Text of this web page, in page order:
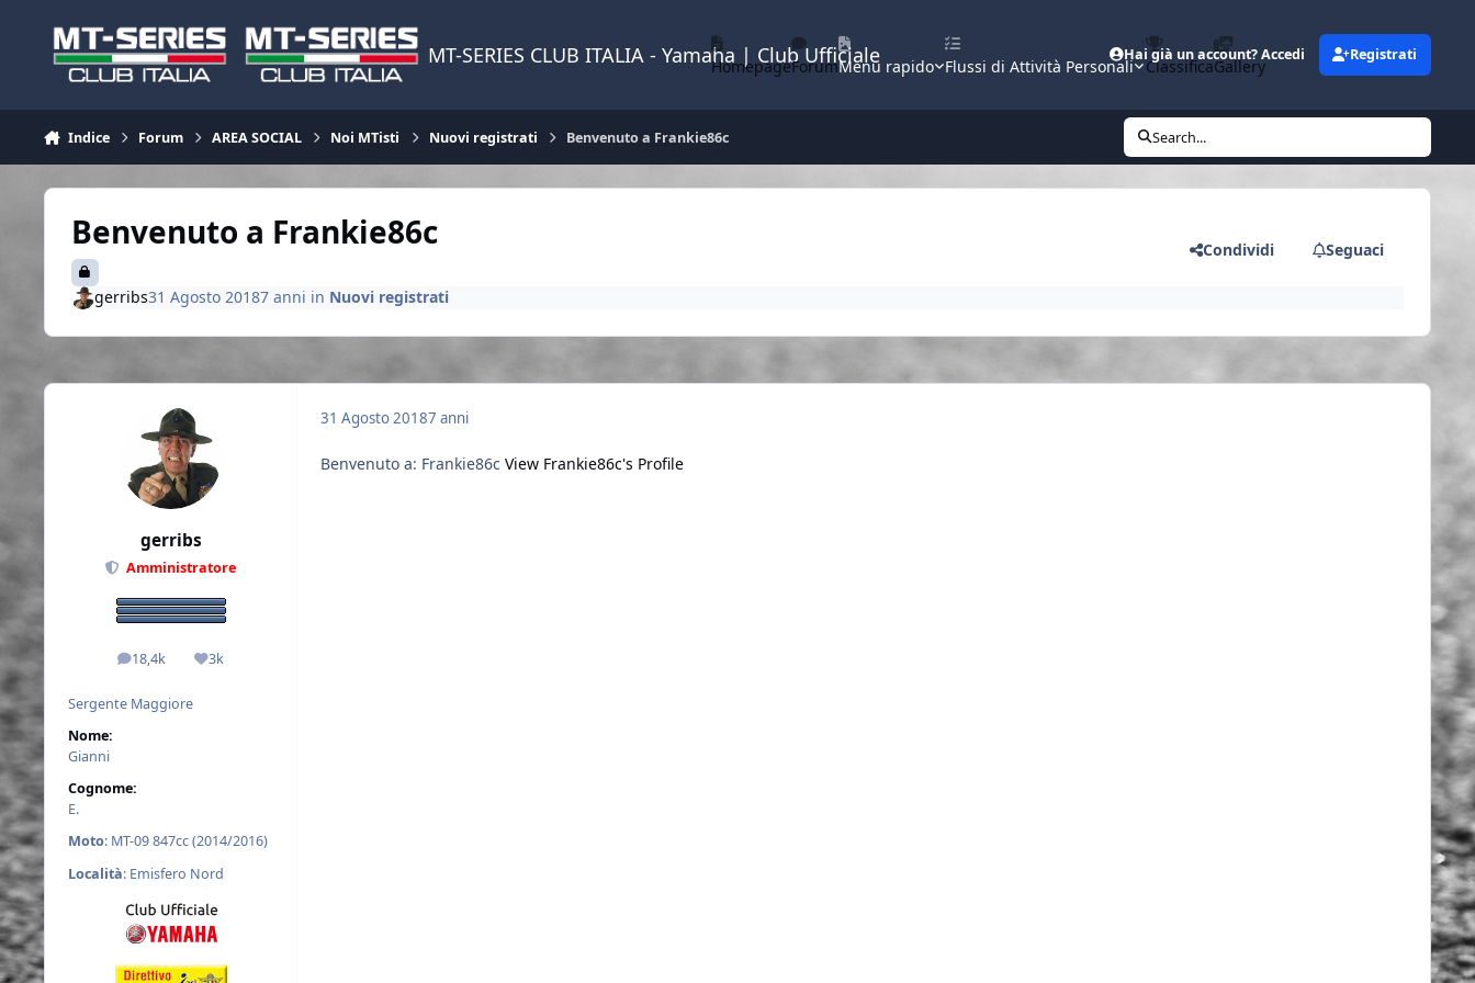
MT-SERIES CLUB ITALIA - Yamaha | Club Ufficiale
HomepageForumMenu rapido Flussi di Attività Personali ClassificaGallery
Hai già un account? Accedi Registrati
Indice Forum AREA SOCIAL Noi MTisti Nuovi registrati Benvenuto a Frankie86c Search...
Benvenuto a Frankie86c Condividi Seguaci
gerribs31 Agosto 20187 anni in Nuovi registrati
gerribs
Amministratore
18,4k
messaggi 3k
Reputazione
Sergente Maggiore
Nome:
Gianni
Cognome:
E.
Moto: MT-09 847cc (2014/2016)
Località: Emisfero Nord
31 Agosto 20187 anni
Benvenuto a: Frankie86c View Frankie86c's Profile